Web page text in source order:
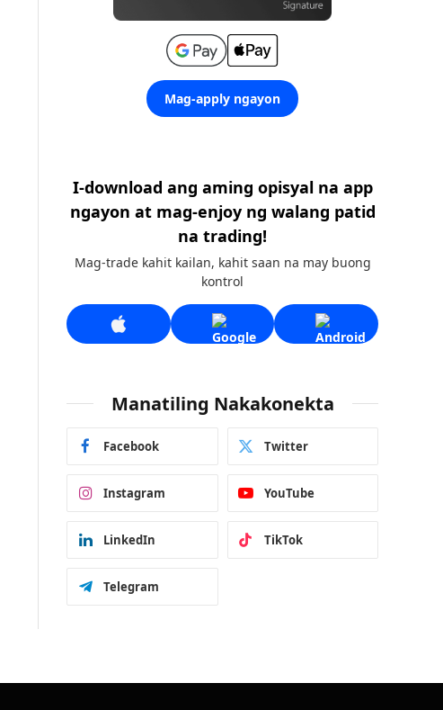
Mag-apply ngayon
I-download ang aming opisyal na app
ngayon at mag-enjoy ng walang patid
na trading!
Mag-trade kahit kailan, kahit saan na may buong
kontrol
Manatiling Nakakonekta
Facebook Twitter
Instagram YouTube
LinkedIn TikTok
Telegram